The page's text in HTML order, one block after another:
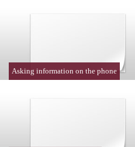
Asking information on the phone